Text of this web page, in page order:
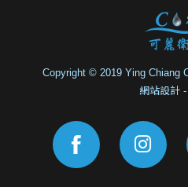
Copyright © 2019 Ying Chiang
網站設計 -